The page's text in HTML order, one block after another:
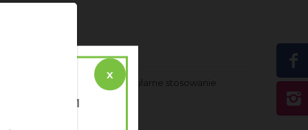
włosy w zasięgu ręki. Regularne stosowanie
x